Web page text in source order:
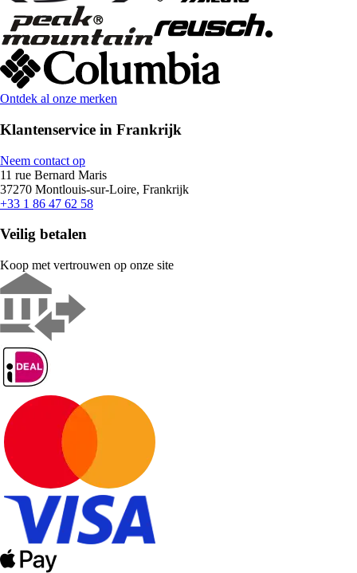
Ontdek al onze merken
Klantenservice in Frankrijk
Neem contact op
11 rue Bernard Maris
37270 Montlouis-sur-Loire, Frankrijk
+33 1 86 47 62 58
Veilig betalen
Koop met vertrouwen op onze site